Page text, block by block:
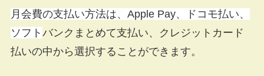
月会費の支払い方法は、Apple Pay、ドコモ払い、
ソフト バンクまとめて支払い、クレジットカード
払いの中から選択することができます。